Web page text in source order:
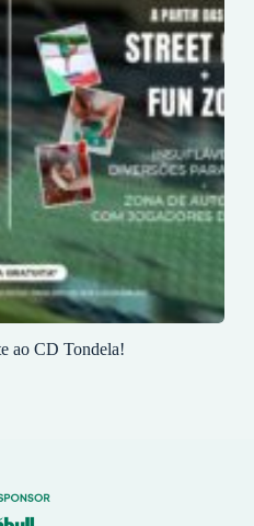
ao CD Tondela!